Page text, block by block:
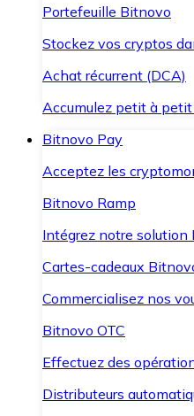
Portefeuille Bitnovo
Stockez vos cryptos
Achat récurrent (DCA)
Accumulez petit à petit
Bitnovo Pay
Acceptez les
Bitnovo Ramp
Intégrez notre
Cartes-cadeaux
Commercialisez nos
Bitnovo OTC
Effectuez des
Distributeurs